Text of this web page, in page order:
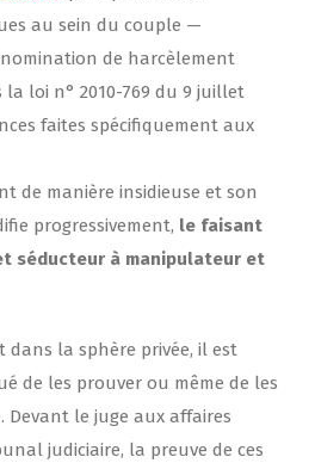
au sein du couple —
de harcèlement
loi n° 2010-769 du 9 juillet
faites spécifiquement aux
de manière insidieuse et son
progressivement, le faisant
séducteur à manipulateur et
dans la sphère privée, il est
de les prouver ou même de les
Devant le juge aux affaires
judiciaire, la preuve de ces